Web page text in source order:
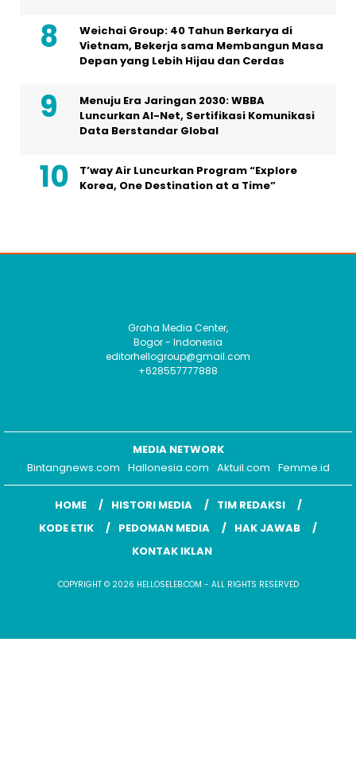
Weichai Group: 40 Tahun Berkarya di
Vietnam, Bekerja sama Membangun Masa
Depan yang Lebih Hijau dan Cerdas
Menuju Era Jaringan 2030: WBBA
Luncurkan AI-Net, Sertifikasi Komunikasi
Data Berstandar Global
T’way Air Luncurkan Program “Explore
Korea, One Destination at a Time”
Graha Media Center,
Bogor - Indonesia
editorhellogroup@gmail.com
+628557777888
MEDIA NETWORK
Bintangnews.com Hallonesia.com Aktuil.com Femme.id
HOME HISTORI MEDIA
TIM REDAKSI
KODE ETIK
PEDOMAN MEDIA
HAK JAWAB
KONTAK IKLAN
COPYRIGHT © 2026 HELLOSELEB.COM - ALL RIGHTS RESERVED